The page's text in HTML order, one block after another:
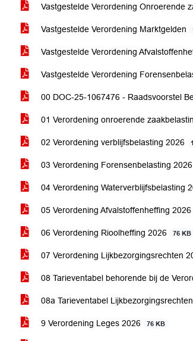
Vastgestelde Verordening Onroerende
Vastgestelde Verordening Marktgelden
Vastgestelde Verordening
Vastgestelde Verordening
00 DOC-25-1067476 - Raadsvoorstel
01 Verordening onroerende
02 Verordening verblijfsbelasting 2026
03 Verordening Forensenbelasting 2026
04 Verordening Waterverblijfsbelasting
05 Verordening Afvalstoffenheffing 2026
06 Verordening Rioolheffing 2026 76 KB
07 Verordening Lijkbezorgingsrechten
08 Tarieventabel behorende bij de
08a Tarieventabel
9 Verordening Leges 2026 76 KB